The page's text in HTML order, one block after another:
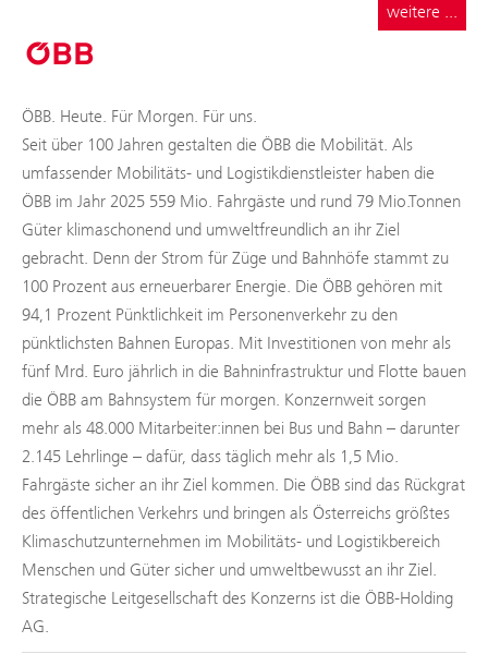
weitere ...
ÖBB. Heute. Für Morgen. Für uns.
Seit über 100 Jahren gestalten die ÖBB die Mobilität. Als
umfassender Mobilitäts- und Logistikdienstleister haben die
ÖBB im Jahr 2025 559 Mio. Fahrgäste und rund 79 Mio.Tonnen
Güter klimaschonend und umweltfreundlich an ihr Ziel
gebracht. Denn der Strom für Züge und Bahnhöfe stammt zu
100 Prozent aus erneuerbarer Energie. Die ÖBB gehören mit
94,1 Prozent Pünktlichkeit im Personenverkehr zu den
pünktlichsten Bahnen Europas. Mit Investitionen von mehr als
fünf Mrd. Euro jährlich in die Bahninfrastruktur und Flotte bauen
die ÖBB am Bahnsystem für morgen. Konzernweit sorgen
mehr als 48.000 Mitarbeiter:innen bei Bus und Bahn – darunter
2.145 Lehrlinge – dafür, dass täglich mehr als 1,5 Mio.
Fahrgäste sicher an ihr Ziel kommen. Die ÖBB sind das Rückgrat
des öffentlichen Verkehrs und bringen als Österreichs größtes
Klimaschutzunternehmen im Mobilitäts- und Logistikbereich
Menschen und Güter sicher und umweltbewusst an ihr Ziel.
Strategische Leitgesellschaft des Konzerns ist die ÖBB-Holding
AG.